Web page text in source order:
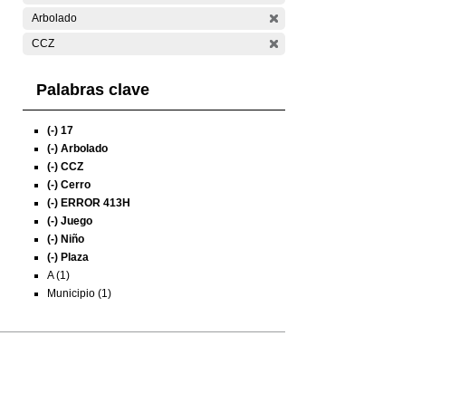
Arbolado
CCZ
Palabras clave
(-) 17
(-) Arbolado
(-) CCZ
(-) Cerro
(-) ERROR 413H
(-) Juego
(-) Niño
(-) Plaza
A (1)
Municipio (1)